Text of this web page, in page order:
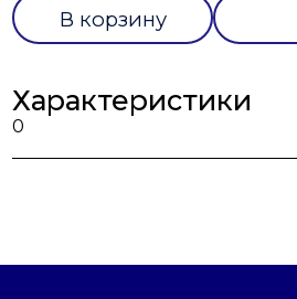
В корзину
Характеристики
0